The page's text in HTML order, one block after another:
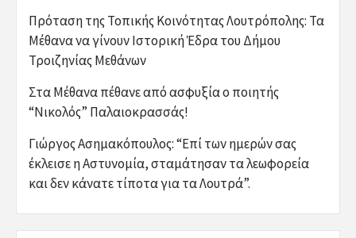
Πρόταση της Τοπικής Κοινότητας Λουτρόπολης: Τα
Μέθανα να γίνουν Ιστορική Έδρα του Δήμου
Τροιζηνίας Μεθάνων
Στα Μέθανα πέθανε από ασφυξία ο ποιητής
“Νικολός” Παλαιοκρασσάς!
Γιώργος Ασημακόπουλος: “Επί των ημερών σας
έκλεισε η Αστυνομία, σταμάτησαν τα λεωφορεία
και δεν κάνατε τίποτα για τα Λουτρά”.